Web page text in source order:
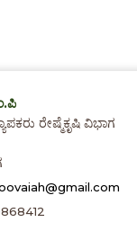
ರೇಷ್ಮೆಕೃಷಿ ವಿಭಾಗ